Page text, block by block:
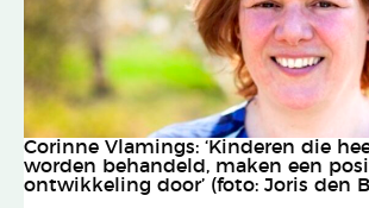
Corinne Vlamings: ‘Kinderen die
worden behandeld, maken een
ontwikkeling door’ (foto: Joris den